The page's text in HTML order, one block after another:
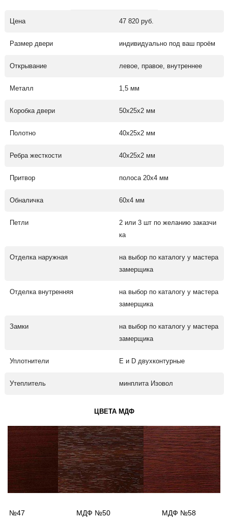
Цена 47 820 руб.
Размер двери индивидуально под ваш проём
Открывание левое, правое, внутреннее
Металл 1,5 мм
Коробка двери 50х25х2 мм
Полотно 40х25х2 мм
Ребра жесткости 40х25х2 мм
Притвор полоса 20х4 мм
Обналичка 60х4 мм
Петли
2 или 3 шт по желанию заказчи
ка
Отделка наружная
на выбор по каталогу у мастера
замерщика
Отделка внутренняя
на выбор по каталогу у мастера
замерщика
Замки
на выбор по каталогу у мастера
замерщика
Уплотнители Е и D двухконтурные
Утеплитель минплита Изовол
ЦВЕТА МДФ
№47 МДФ №50 МДФ №58